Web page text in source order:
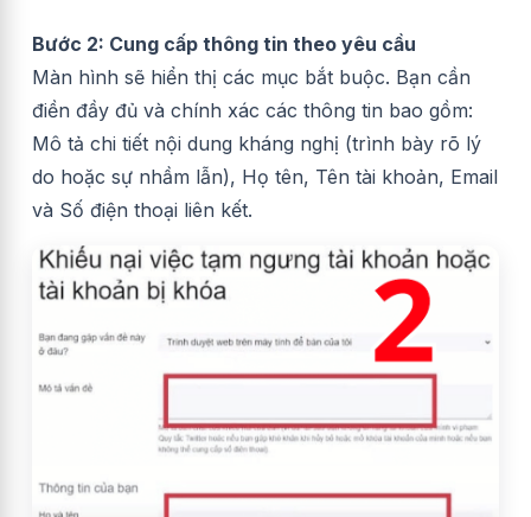
Bước 2: Cung cấp thông tin theo yêu cầu
Màn hình sẽ hiển thị các mục bắt buộc. Bạn cần
điền đầy đủ và chính xác các thông tin bao gồm:
Mô tả chi tiết nội dung kháng nghị (trình bày rõ lý
do hoặc sự nhầm lẫn), Họ tên, Tên tài khoản, Email
và Số điện thoại liên kết.